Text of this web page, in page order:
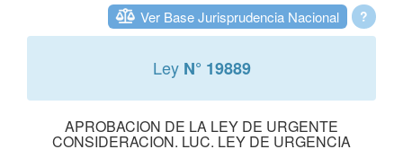
?
Ver Base Jurisprudencia Nacional
Ley N° 19889
APROBACION DE LA LEY DE URGENTE
CONSIDERACION. LUC. LEY DE URGENCIA